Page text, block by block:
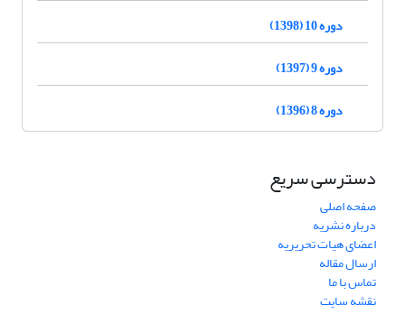
دوره 10 (1398)
دوره 9 (1397)
دوره 8 (1396)
دسترسی سریع
صفحه اصلی
درباره نشریه
اعضای هیات تحریریه
ارسال مقاله
تماس با ما
نقشه سایت